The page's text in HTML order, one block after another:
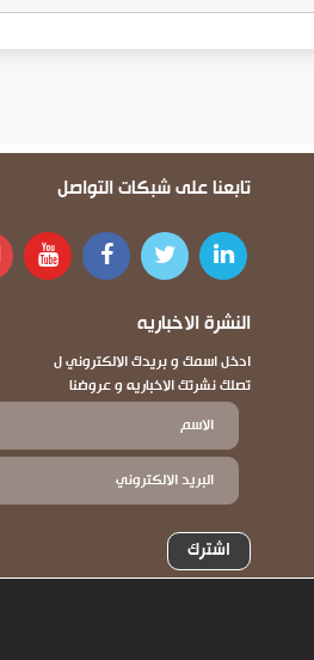
تابعنا على شبكات التواصل
النشرة الاخباريه
ادخل اسمك و بريدك الالكتروني ل
تصلك نشرتك الاخباريه و عروضنا
اشترك